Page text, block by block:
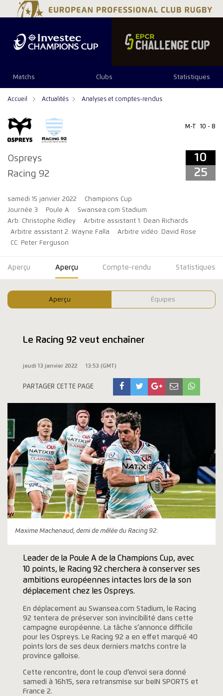
Matchs Clubs Statistiques
Accueil Actualités Analyses et comptes-rendus
Ospreys
Racing 92
M-T 10 - 8
10
25
samedi 15 janvier 2022
Champions Cup
Journée 3
Poule A
Swansea.com Stadium
Arb: Christophe Ridley
Arbitre assistant 1: Dean Richards
Arbitre assistant 2: Wayne Falla
Arbitre vidéo: David Rose
CC: Peter Ferguson
10 25
Aperçu Aperçu Compte-rendu Statistiques
Aperçu Équipes
Le Racing 92 veut enchaîner
jeudi 13 janvier 2022 13:53 (GMT)
PARTAGER CETTE PAGE
Maxime Machenaud, demi de mêlée du Racing 92.
Leader de la Poule A de la Champions Cup, avec
10 points, le Racing 92 cherchera à conserver ses
ambitions européennes intactes lors de la son
déplacement chez les Ospreys.
En déplacement au Swansea.com Stadium, le Racing
92 tentera de préserver son invincibilité dans cette
campagne européenne. La tâche s’annonce difficile
pour les Ospreys. Le Racing 92 a en effet marqué 40
points lors de ses deux derniers matchs contre la
province galloise.
Cette rencontre, dont le coup d’envoi sera donné
samedi à 16h15, sera retransmise sur beIN SPORTS et
France 2.